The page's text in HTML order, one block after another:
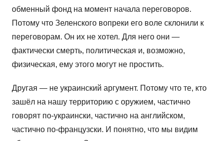
обменный фонд на момент начала переговоров.
Потому что Зеленского вопреки его воле склонили к
переговорам. Он их не хотел. Для него они —
фактически смерть, политическая и, возможно,
физическая, ему этого могут не простить.
Другая — не украинский аргумент. Потому что те, кто
зашёл на нашу территорию с оружием, частично
говорят по-украински, частично на английском,
частично по-французски. И понятно, что мы видим